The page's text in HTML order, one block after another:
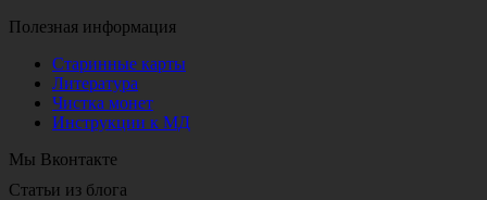
Полезная информация
Старинные карты
Литература
Чистка монет
Инструкции к МД
Мы Вконтакте
Статьи из блога